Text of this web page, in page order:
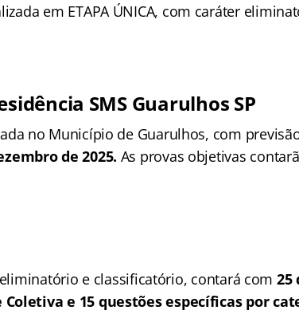
em ETAPA ÚNICA, com caráter
SMS Guarulhos SP
no Município de Guarulhos, com
de 2025. As provas objetivas
e classificatório, contará com 25
e 15 questões específicas por